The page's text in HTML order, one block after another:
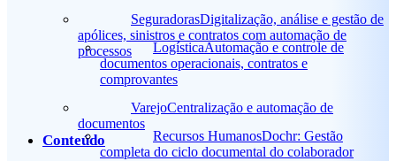
LogísticaAutomação e controle de
documentos operacionais, contratos e
comprovantes
Recursos HumanosDochr: Gestão
completa do ciclo documental do colaborador
SeguradorasDigitalização, análise e gestão de
apólices, sinistros e contratos com automação de
processos
VarejoCentralização e automação de
documentos
Conteúdo